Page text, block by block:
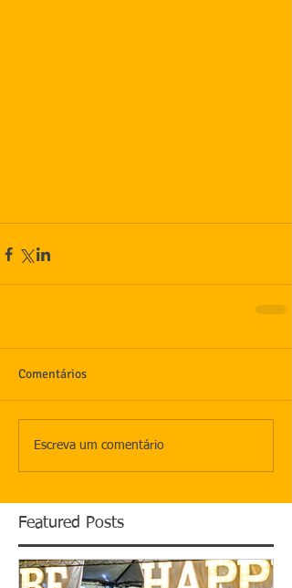
Comentários
Escreva um comentário
Featured Posts